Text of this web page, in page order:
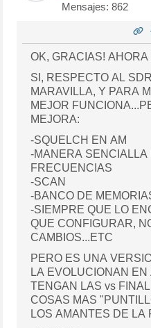
Mensajes: 862
OK, GRACIAS!
SI, RESPECTO AL
MARAVILLA, Y PARA
MEJOR
MEJORA:
-SQUELCH EN AM
-MANERA
FRECUENCIAS
-SCAN
-BANCO DE
-SIEMPRE QUE LO
QUE CONFIGURAR,
CAMBIOS...ETC
PERO ES UNA
LA EVOLUCIONAN
TENGAN LAS vs
COSAS MAS
LOS AMANTES DE LA